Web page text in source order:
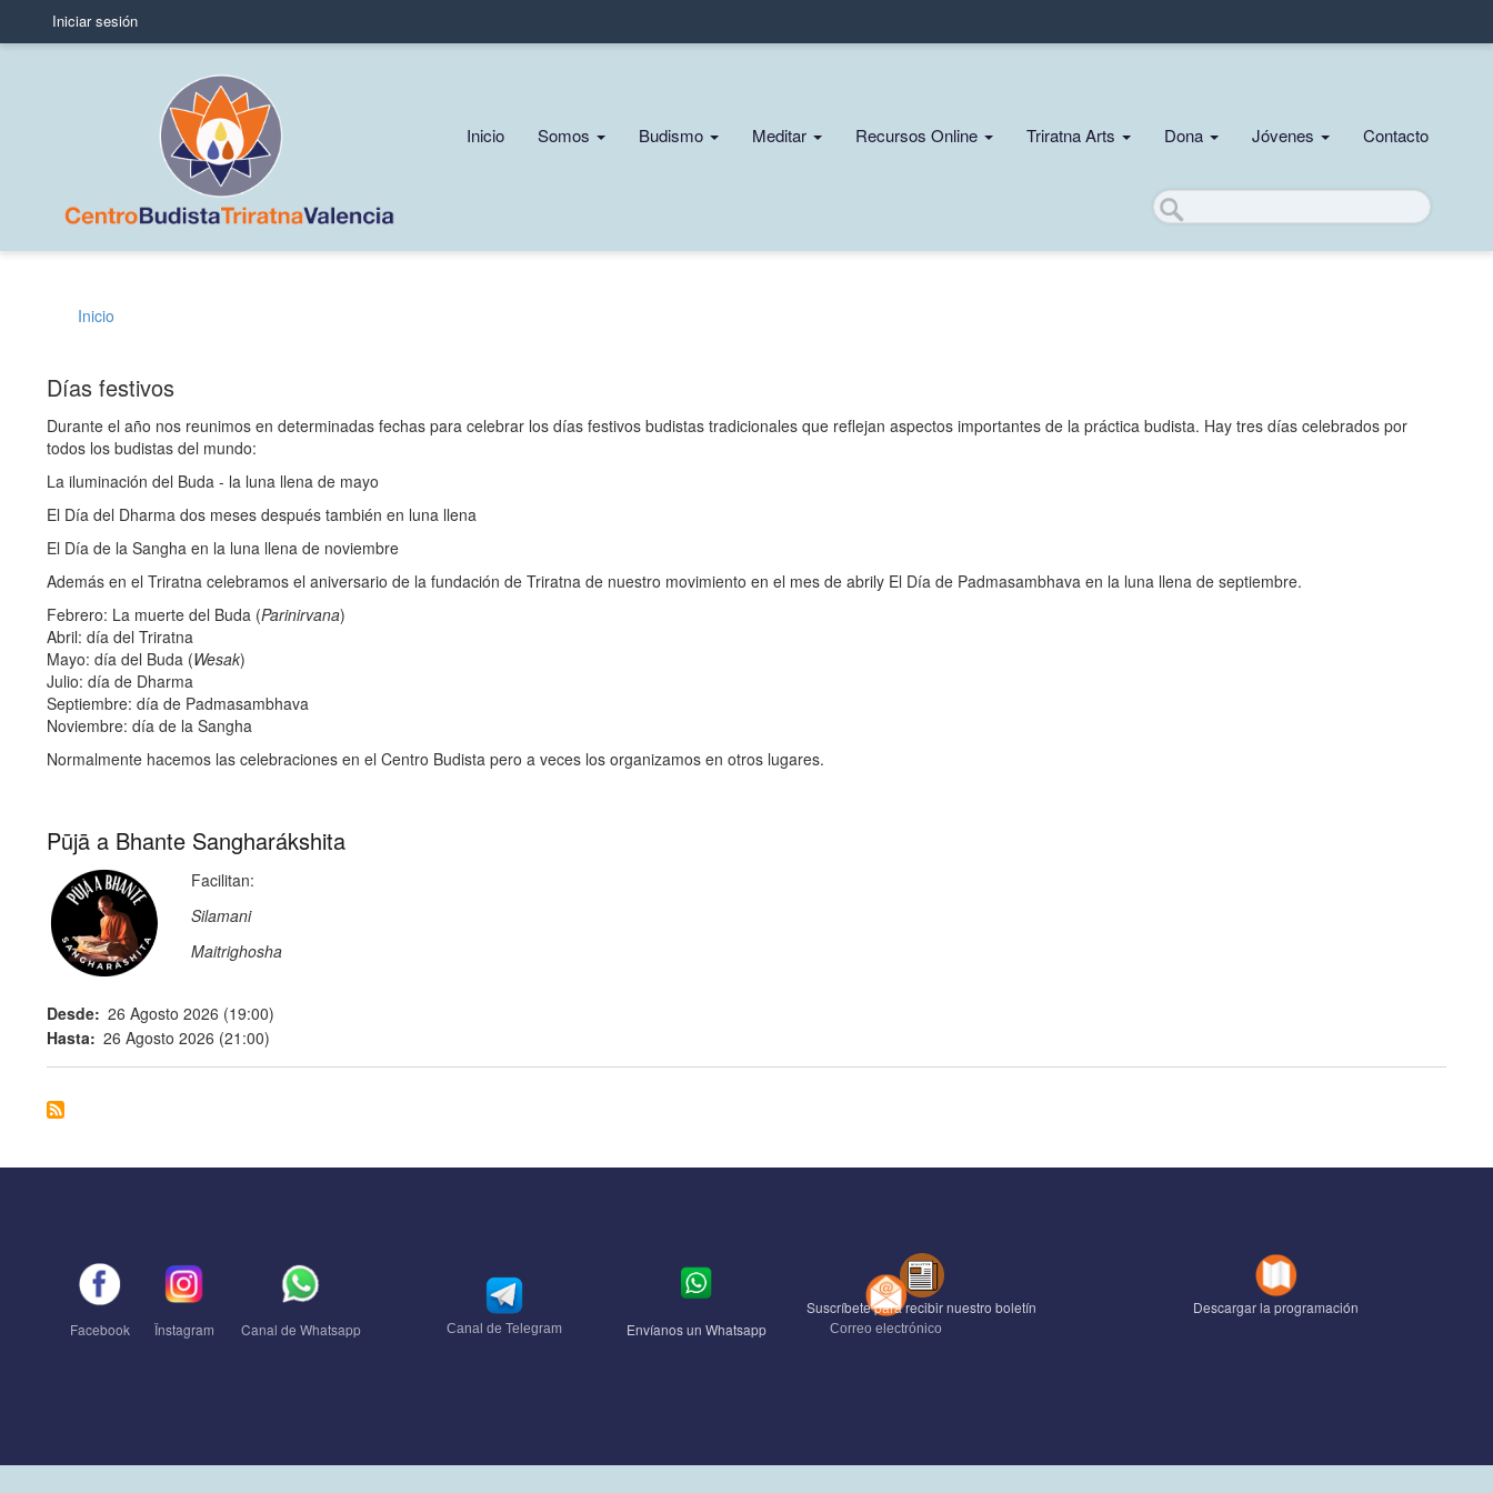
User
Iniciar sesión
Main
Inicio Somos Budismo Meditar Recursos Online Triratna Arts Dona Jóvenes Contacto
Buscar
enlaces
de
ayuda
a
la
navegación
Inicio
Días festivos
Durante el año nos reunimos en determinadas fechas para celebrar los días festivos budistas tradicionales que reflejan aspectos importantes de la práctica budista. Hay tres días celebrados por
todos los budistas del mundo:
La iluminación del Buda - la luna llena de mayo
El Día del Dharma dos meses después también en luna llena
El Día de la Sangha en la luna llena de noviembre
Además en el Triratna celebramos el aniversario de la fundación de Triratna de nuestro movimiento en el mes de abrily El Día de Padmasambhava en la luna llena de septiembre.
Febrero: La muerte del Buda (Parinirvana)
Abril: día del Triratna
Mayo: día del Buda (Wesak)
Julio: día de Dharma
Septiembre: día de Padmasambhava
Noviembre: día de la Sangha
Normalmente hacemos las celebraciones en el Centro Budista pero a veces los organizamos en otros lugares.
Pūjā a Bhante Sangharákshita
Facilitan:
Silamani
Maitrighosha
Desde 26 Agosto 2026 (19:00)
Hasta 26 Agosto 2026 (21:00)
Facebook Ïnstagram Canal de Whatsapp Canal de Telegram Envíanos un Whatsapp Correo electrónico
Suscríbete para recibir nuestro boletín Descargar la programación